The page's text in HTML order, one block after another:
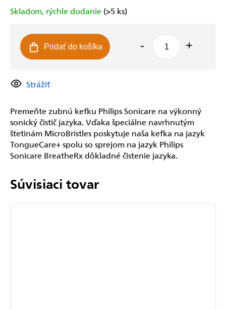
cena:
Skladom, rýchle dodanie (>5 ks)
Pridať do košíka
Premeňte zubnú kefku Philips Sonicare na výkonný
sonický čistič jazyka. Vďaka špeciálne navrhnutým
štetinám MicroBristles poskytuje naša kefka na jazyk
TongueCare+ spolu so sprejom na jazyk Philips
Sonicare BreatheRx dôkladné čistenie jazyka.
Strážiť
Súvisiaci tovar